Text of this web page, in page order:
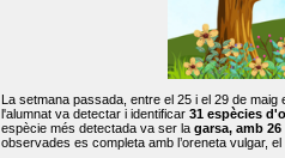
La setmana passada, entre el 25 i el 29 de
l'alumnat va detectar i identificar 31 espècies
espècie més detectada va ser la garsa, amb
observades es completa amb l’oreneta vulgar,